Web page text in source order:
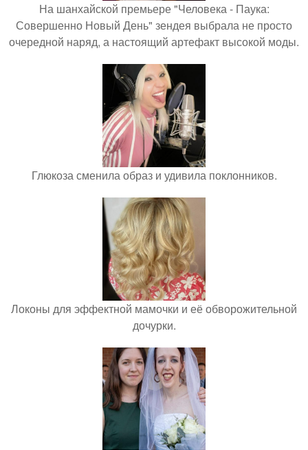
На шанхайской премьере "Человека - Паука:
Совершенно Новый День" зендея выбрала не просто
очередной наряд, а настоящий артефакт высокой моды.
Глюкоза сменила образ и удивила поклонников.
Локоны для эффектной мамочки и её обворожительной
дочурки.